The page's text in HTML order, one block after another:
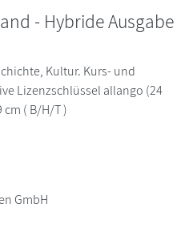
- Hybride Ausgabe
Kultur. Kurs- und
Lizenzschlüssel allango (24
cm ( B/H/T )
GmbH